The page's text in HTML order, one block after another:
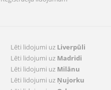
Lēti lidojumi uz Liverpūli
Lēti lidojumi uz Madridi
Lēti lidojumi uz Milānu
Lēti lidojumi uz Ņujorku